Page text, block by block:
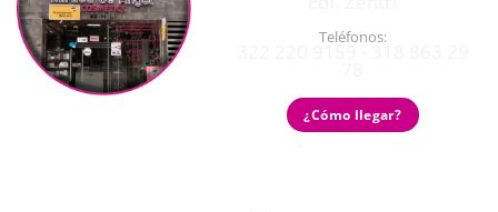
Teléfonos:
¿Cómo llegar?